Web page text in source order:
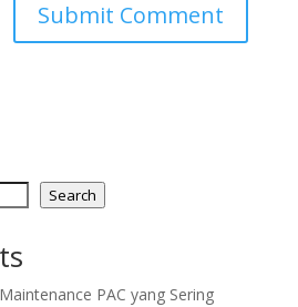
Search
PAC yang Sering